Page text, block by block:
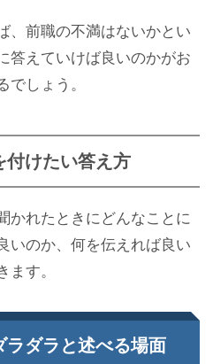
、前職の不満はないかとい
答えていけば良いのかがお
でしょう。
付けたい答え方
かれたときにどんなことに
いのか、何を伝えれば良い
ます。
ラダラと述べる場面